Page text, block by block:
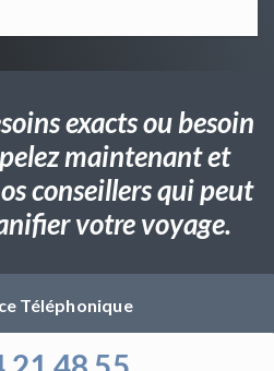
exacts ou besoin
maintenant et
conseillers qui peut
votre voyage.
Téléphonique